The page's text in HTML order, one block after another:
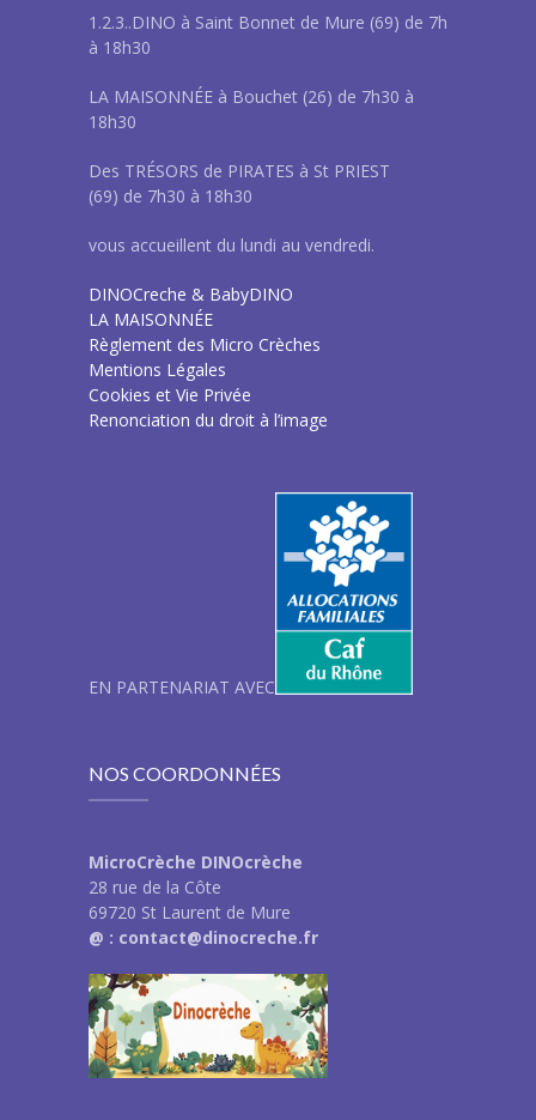
1.2.3..DINO à Saint Bonnet de Mure (69) de 7h
à 18h30
LA MAISONNÉE à Bouchet (26) de 7h30 à
18h30
Des TRÉSORS de PIRATES à St PRIEST
(69) de 7h30 à 18h30
vous accueillent du lundi au vendredi.
DINOCreche & BabyDINO
LA MAISONNÉE
Règlement des Micro Crèches
Mentions Légales
Cookies et Vie Privée
Renonciation du droit à l’image
EN PARTENARIAT AVEC
NOS COORDONNÉES
MicroCrèche DINOcrèche
28 rue de la Côte
69720 St Laurent de Mure
@ : contact@dinocreche.fr